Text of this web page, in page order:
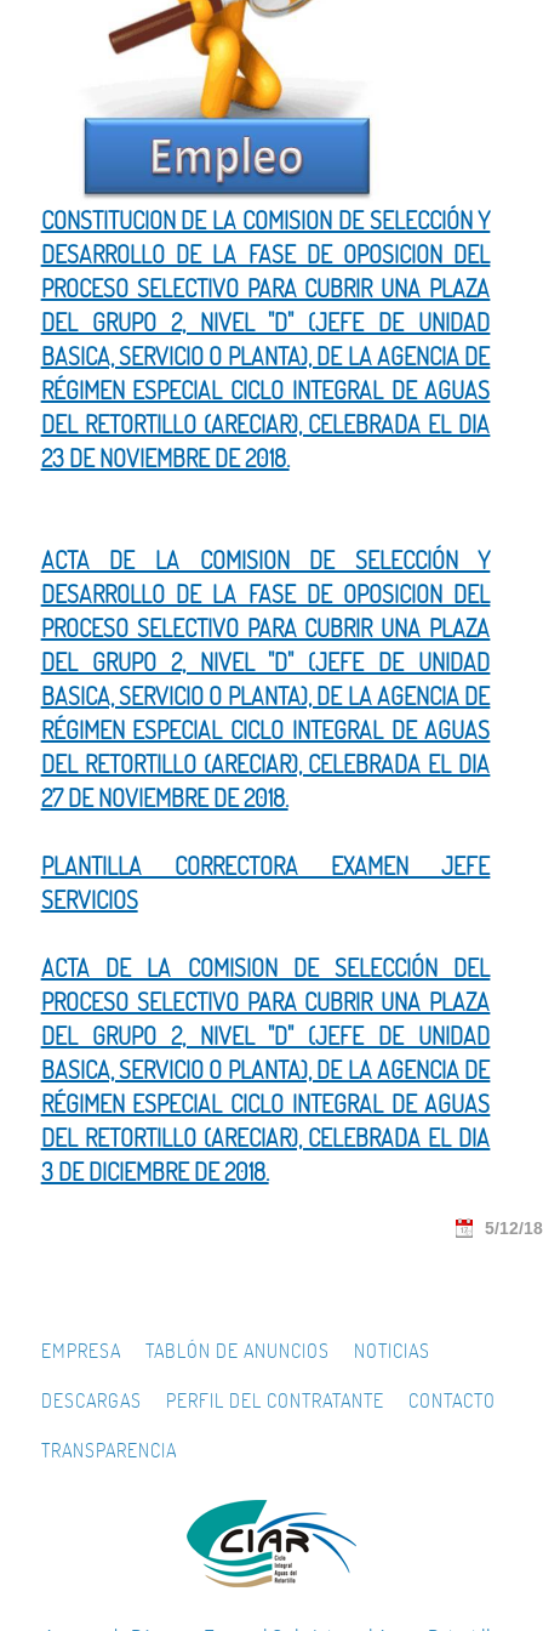
CONSTITUCION DE LA COMISION DE SELECCIÓN Y
DESARROLLO DE LA FASE DE OPOSICION DEL
PROCESO SELECTIVO PARA CUBRIR UNA PLAZA
DEL GRUPO 2, NIVEL "D" (JEFE DE UNIDAD
BASICA, SERVICIO O PLANTA), DE LA AGENCIA DE
RÉGIMEN ESPECIAL CICLO INTEGRAL DE AGUAS
DEL RETORTILLO (ARECIAR), CELEBRADA EL DIA
23 DE NOVIEMBRE DE 2018.
ACTA DE LA COMISION DE SELECCIÓN Y
DESARROLLO DE LA FASE DE OPOSICION DEL
PROCESO SELECTIVO PARA CUBRIR UNA PLAZA
DEL GRUPO 2, NIVEL "D" (JEFE DE UNIDAD
BASICA, SERVICIO O PLANTA), DE LA AGENCIA DE
RÉGIMEN ESPECIAL CICLO INTEGRAL DE AGUAS
DEL RETORTILLO (ARECIAR), CELEBRADA EL DIA
27 DE NOVIEMBRE DE 2018.
PLANTILLA CORRECTORA EXAMEN JEFE
SERVICIOS
ACTA DE LA COMISION DE SELECCIÓN DEL
PROCESO SELECTIVO PARA CUBRIR UNA PLAZA
DEL GRUPO 2, NIVEL "D" (JEFE DE UNIDAD
BASICA, SERVICIO O PLANTA), DE LA AGENCIA DE
RÉGIMEN ESPECIAL CICLO INTEGRAL DE AGUAS
DEL RETORTILLO (ARECIAR), CELEBRADA EL DIA
3 DE DICIEMBRE DE 2018.
5/12/18
EMPRESA TABLÓN DE ANUNCIOS NOTICIAS
DESCARGAS PERFIL DEL CONTRATANTE CONTACTO
TRANSPARENCIA